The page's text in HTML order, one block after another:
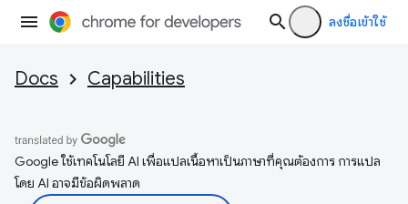
ลงชื่อเข้าใช้
Docs Capabilities
Google ใช้เทคโนโลยี AI เพื่อแปลเนื้อหาเป็นภาษาที่คุณต้องการ การแปล
โดย AI อาจมีข้อผิดพลาด